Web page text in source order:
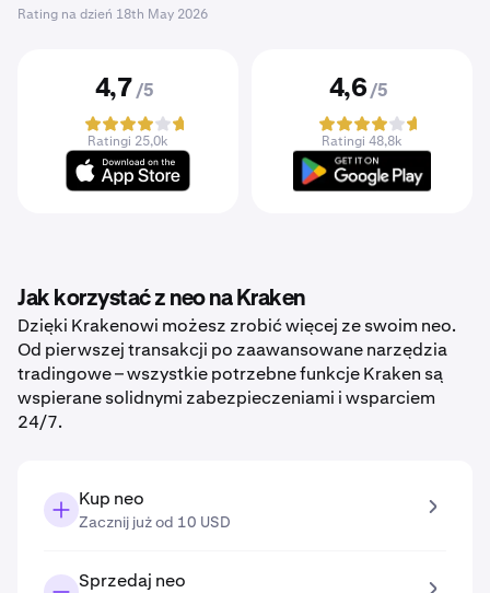
Rating na dzień 18th May 2026
4,7 /5
Ratingi 25,0k
4,6 /5
Ratingi 48,8k
Jak korzystać z neo na Kraken
Dzięki Krakenowi możesz zrobić więcej ze swoim neo.
Od pierwszej transakcji po zaawansowane narzędzia
tradingowe – wszystkie potrzebne funkcje Kraken są
wspierane solidnymi zabezpieczeniami i wsparciem
24/7.
Kup neo
Zacznij już od 10 USD
Sprzedaj neo